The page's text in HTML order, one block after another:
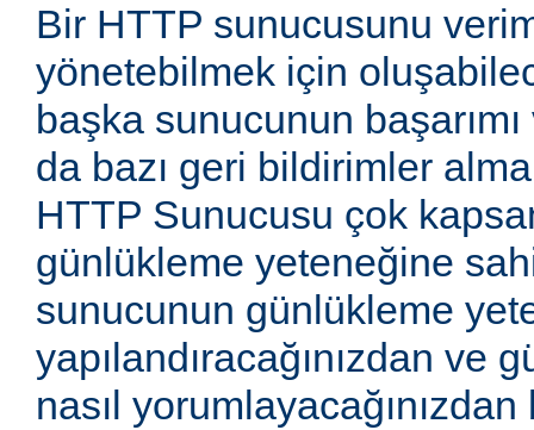
Bir HTTP sunucusunu
yönetebilmek için
başka sunucunun
da bazı geri bildirimler
HTTP Sunucusu çok
günlükleme yeteneğine
sunucunun günlükleme
yapılandıracağınızdan ve
nasıl